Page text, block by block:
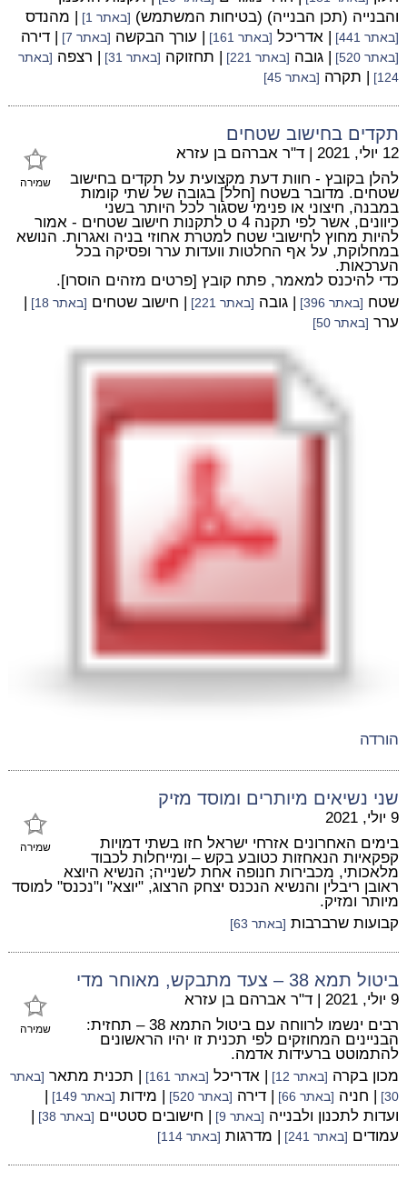
והבנייה (תכן הבנייה) (בטיחות המשתמש) [באתר 1] | מהנדס
[באתר 441] | אדריכל [באתר 161] | עורך הבקשה [באתר 7] | דירה
[באתר 520] | גובה [באתר 221] | תחזוקה [באתר 31] | רצפה [באתר
124]
| תקרה [באתר 45]
תקדים בחישוב שטחים
שמירה
12 יולי, 2021 | ד"ר אברהם בן עזרא
להלן בקובץ - חוות דעת מקצועית על תקדים בחישוב
שטחים. מדובר בשטח [חלל] בגובה של שתי קומות
במבנה, חיצוני או פנימי שסגור לכל היותר בשני
כיוונים, אשר לפי תקנה 4 ט לתקנות חישוב שטחים - אמור
להיות מחוץ לחישובי שטח למטרת אחוזי בניה ואגרות. הנושא
במחלוקת, על אף החלטות וועדות ערר ופסיקה בכל
הערכאות.
כדי להיכנס למאמר, פתח קובץ [פרטים מזהים הוסרו].
שטח [באתר 396] | גובה [באתר 221] | חישוב שטחים [באתר 18]
|
ערר [באתר 50]
הורדה
שני נשיאים מיותרים ומוסד מזיק
שמירה
9 יולי, 2021
בימים האחרונים אזרחי ישראל חזו בשתי דמויות
קפקאיות הנאחזות כטובע בקש – ומייחלות לכבוד
מלאכותי, מכבירות חנופה אחת לשנייה; הנשיא היוצא
ראובן ריבלין והנשיא הנכנס יצחק הרצוג, "יוצא" ו"נכנס" למוסד
מיותר ומזיק.
קבועות שרברבות [באתר 63]
ביטול תמא 38 – צעד מתבקש, מאוחר מדי
שמירה
9 יולי, 2021 | ד"ר אברהם בן עזרא
רבים ינשמו לרווחה עם ביטול התמא 38 – תחזית:
הבניינים המחוזקים לפי תכנית זו יהיו הראשונים
להתמוטט ברעידות אדמה.
מכון בקרה [באתר 12] | אדריכל [באתר 161] | תכנית מתאר [באתר
30]
| חניה [באתר 66] | דירה [באתר 520] | מידות [באתר 149]
|
ועדות לתכנון ולבנייה [באתר 9] | חישובים סטטיים [באתר 38]
|
עמודים [באתר 241] | מדרגות [באתר 114]